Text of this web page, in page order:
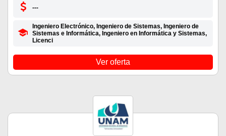
---
Ingeniero Electrónico, Ingeniero de Sistemas, Ingeniero de
Sistemas e Informática, Ingeniero en Informática y Sistemas,
Licenci
Ver oferta